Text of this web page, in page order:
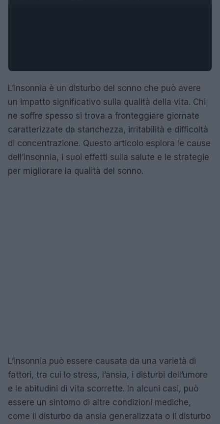
L’insonnia è un disturbo del sonno che può avere
un impatto significativo sulla qualità della vita. Chi
ne soffre spesso si trova a fronteggiare giornate
caratterizzate da stanchezza, irritabilità e difficoltà
di concentrazione. Questo articolo esplora le cause
dell’insonnia, i suoi effetti sulla salute e le strategie
per migliorare la qualità del sonno.
L’insonnia può essere causata da una varietà di
fattori, tra cui lo stress, l’ansia, i disturbi dell’umore
e le abitudini di vita scorrette. In alcuni casi, può
essere un sintomo di altre condizioni mediche,
come il disturbo da ansia generalizzata o il disturbo